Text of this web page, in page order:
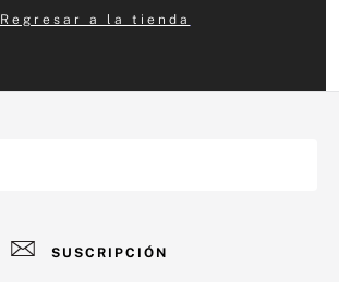
Regresar a la tienda
SUSCRIPCIÓN